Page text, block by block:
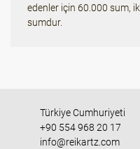
edenler için 60.000 sum,
sumdur.
Türkiye Cumhuriyeti
+90 554 968 20 17
info@reikartz.com